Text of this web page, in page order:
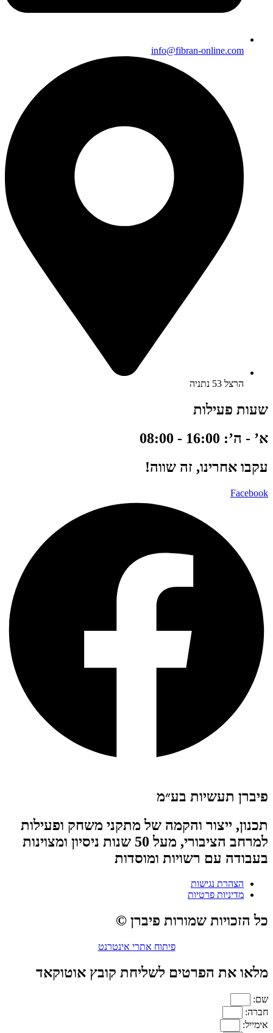
info@fibran-online.com
הרצל 53 נתניה
שעות פעילות
א’ - ה’: 16:00 - 08:00
עקבו אחרינו, זה שווה!
Facebook
פיברן תעשיות בע״מ
תכנון, ייצור והקמה של מתקני משחק ופעילות
למרחב הציבורי, מעל 50 שנות ניסיון ומצוינות
בעבודה עם רשויות ומוסדות
הצהרת נגישות
מדיניות פרטיות
כל הזכויות שמורות פיברן ©
פיתוח אתרי אינטרנט
מלאו את הפרטים לשליחת קובץ אוטוקאד
שם:
חברה:
אימייל: